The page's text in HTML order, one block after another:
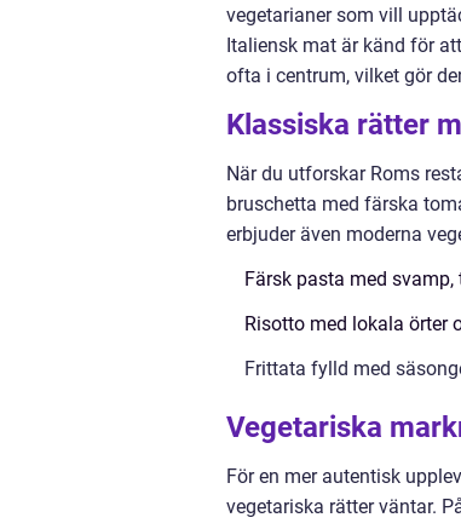
vegetarianer som vill
Italiensk mat är känd för
ofta i centrum, vilket gör
Klassiska rätter
När du utforskar Roms
bruschetta med färska
erbjuder även moderna
Färsk pasta med
Risotto med lokala örter
Frittata fylld med
Vegetariska
För en mer autentisk
vegetariska rätter väntar.